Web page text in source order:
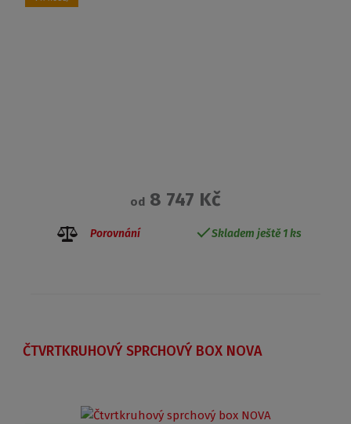
od 8 747 Kč
Porovnání Skladem ještě 1 ks
ČTVRTKRUHOVÝ SPRCHOVÝ BOX NOVA